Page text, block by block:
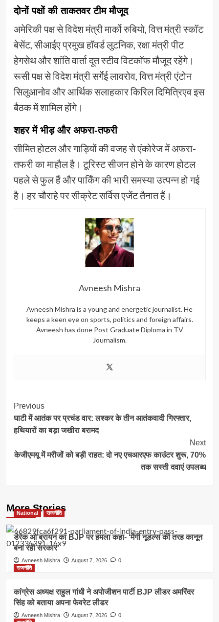
दोनों पक्षों की ताकतवर टीम मौजूद
अमेरिकी पक्ष से विदेश मंत्री मार्को रुबियो, वित्त मंत्री स्कॉट
बेसेंट, सीआईए प्रमुख हॉवर्ड लुटनिक, रक्षा मंत्री पीट
हेगसेथ और शांति वार्ता दूत स्टीव विटकॉफ मौजूद रहेंगे।
रूसी पक्ष से विदेश मंत्री सर्गेई लावरोव, वित्त मंत्री एंटोन
सिलुआनोव और आर्थिक सलाहकार किरिल दिमित्रिएव इस
बैठक में शामिल होंगे।
शहर में भीड़ और अफरा-तफरी
सीमित होटल और गाड़ियों की वजह से एंकोरेज में अफरा-
तफरी का माहौल है। टूरिस्ट सीजन होने के कारण होटल
पहले से फुल हैं और पार्किंग की भारी समस्या उत्पन्न हो गई
है। हर चौराहे पर सीक्रेट सर्विस एजेंट तैनात हैं।
Avneesh Mishra
Avneesh Mishra is a young and energetic journalist. He
keeps a keen eye on sports, politics and foreign affairs.
Avneesh has done Post Graduate Diploma in TV
Journalism.
Post
Navigation
Previous
घाटी में आतंक पर प्रचंड वार: लश्कर के तीन आतंकवादी गिरफ्तार,
हथियारों का बड़ा जखीरा बरामद
Next
केजीएमयू में मरीजों को बड़ी राहत: दो नए एचआरएफ काउंटर शुरू, 70%
तक सस्ती दवाएं उपलब्ध
More Stories
National राजनीति
डेरेक ओ’ब्रायन का BJP पर हमला कहा- ‘मैगी नूडल्स की तरह कानून
बना रही सरकार’
Avneesh Mishra August 7, 2026
0
राजनीति
कांग्रेस अध्यक्ष राहुल गांधी ने अपोजीशन पार्टी BJP लीडर अमरिंदर
सिंह को बताया अपना फेवरेट लीडर
Avneesh Mishra August 7, 2026
0